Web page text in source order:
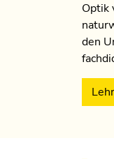
Optik
den